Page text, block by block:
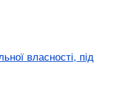
власності, під